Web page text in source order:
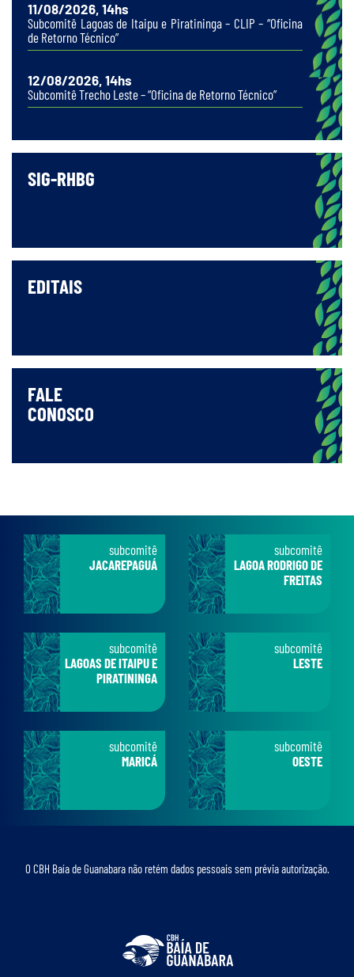
11/08/2026, 14hs
Subcomitê Lagoas de Itaipu e Piratininga – CLIP – “Oficina
de Retorno Técnico”
12/08/2026, 14hs
Subcomitê Trecho Leste – “Oficina de Retorno Técnico”
SIG-RHBG
EDITAIS
FALE
CONOSCO
subcomitê
JACAREPAGUÁ
subcomitê
LAGOA RODRIGO DE
FREITAS
subcomitê
LAGOAS DE ITAIPU E
PIRATININGA
subcomitê
LESTE
subcomitê
MARICÁ
subcomitê
OESTE
O CBH Baía de Guanabara não retém dados pessoais sem prévia autorização.